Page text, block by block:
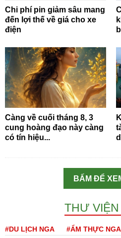
Chi phí pin giảm sâu mang
đến lợi thế về giá cho xe
điện
Càng về cuối tháng 8, 3
cung hoàng đạo này càng
có tín hiệu...
BẤM ĐỂ
THƯ
#DU LỊCH NGA #ẨM THỰC NGA